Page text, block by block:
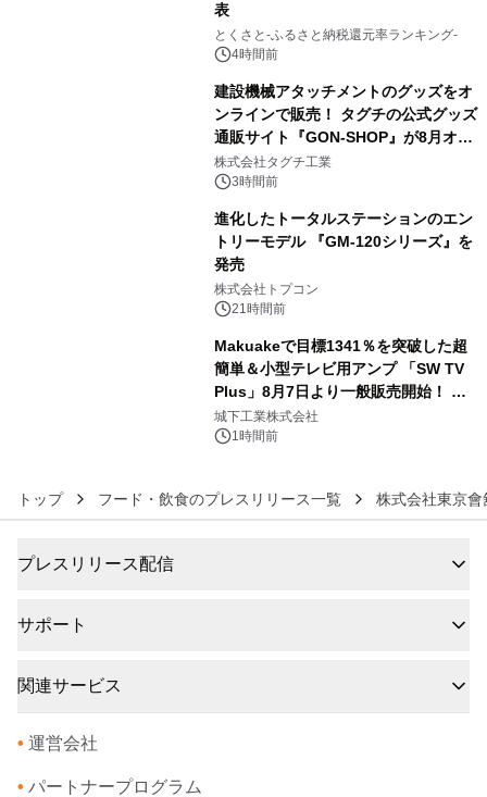
表
とくさと-ふるさと納税還元率ランキング-
4時間前
建設機械アタッチメントのグッズをオ
ンラインで販売！ タグチの公式グッズ
通販サイト『GON-SHOP』が8月オー
プン
株式会社タグチ工業
3時間前
進化したトータルステーションのエン
トリーモデル 『GM-120シリーズ』を
発売
株式会社トプコン
21時間前
Makuakeで目標1341％を突破した超
簡単＆小型テレビ用アンプ 「SW TV
Plus」8月7日より一般販売開始！ ケ
ーブル1本つなぐだけ、テレビの音が
ぐっと豊かに
城下工業株式会社
1時間前
トップ フード・飲食のプレスリリース一覧 株式会社東京會
プレスリリース配信
サポート
関連サービス
• 運営会社
• パートナープログラム